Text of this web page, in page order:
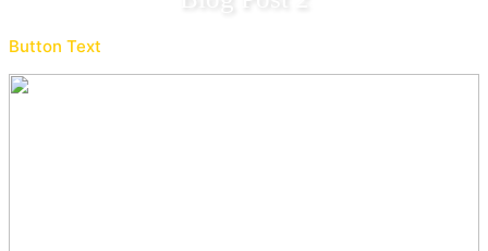
Button Text